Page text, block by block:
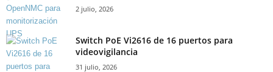
2 julio, 2026
Switch PoE Vi2616 de 16 puertos para
videovigilancia
31 julio, 2026